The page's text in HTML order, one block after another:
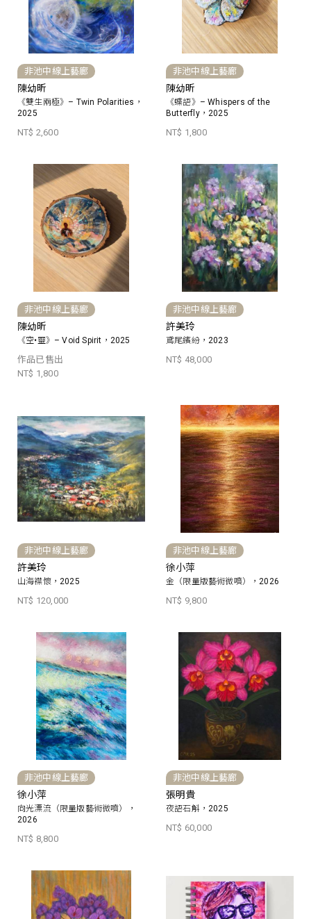
非池中線上藝廊
陳幼昕
《雙生兩極》– Twin Polarities，
2025
NT$ 2,600
非池中線上藝廊
陳幼昕
《蝶語》– Whispers of the
Butterfly，2025
NT$ 1,800
非池中線上藝廊
陳幼昕
《空•靈》– Void Spirit，2025
作品已售出
NT$ 1,800
非池中線上藝廊
許美玲
鳶尾繽紛，2023
NT$ 48,000
非池中線上藝廊
許美玲
山海襟懷，2025
NT$ 120,000
非池中線上藝廊
徐小萍
金（限量版藝術微噴），2026
NT$ 9,800
非池中線上藝廊
徐小萍
向光漂流（限量版藝術微噴），
2026
NT$ 8,800
非池中線上藝廊
張明貴
夜語石斛，2025
NT$ 60,000